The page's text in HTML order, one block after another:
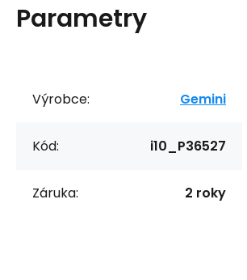
Parametry
Výrobce: Gemini
Kód: i10_P36527
Záruka: 2 roky